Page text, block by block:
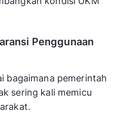
Penggunaan
bagaimana pemerintah
sering kali memicu